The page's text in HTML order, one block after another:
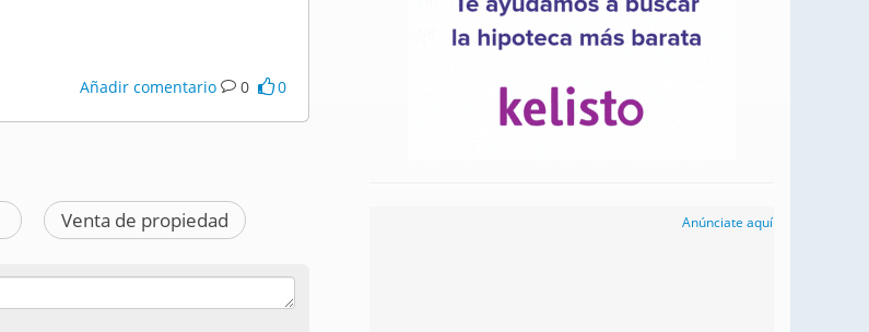
Añadir comentario 0 0
Venta de propiedad Anúnciate aquí